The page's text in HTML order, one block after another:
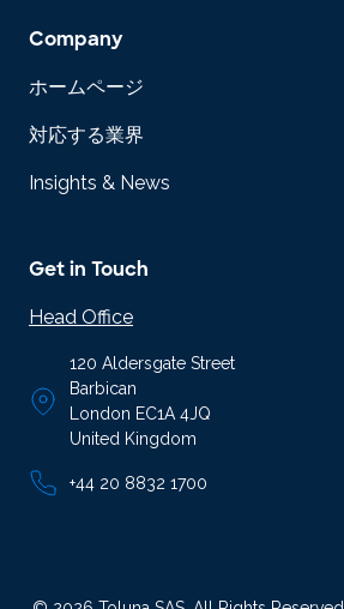
Company
ホームページ
対応する業界
Insights & News
Get in Touch
Head Office
120 Aldersgate Street
Barbican
London EC1A 4JQ
United Kingdom
+44 20 8832 1700